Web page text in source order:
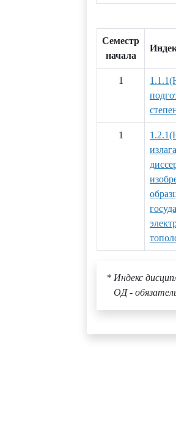
Семестр
начала
1
1
* Индекс
ОД -